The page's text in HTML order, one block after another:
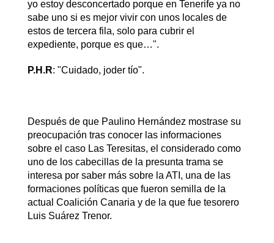
yo estoy desconcertado porque en Tenerife ya no
sabe uno si es mejor vivir con unos locales de
estos de tercera fila, solo para cubrir el
expediente, porque es que…".
P.H.R: "Cuidado, joder tío".
Después de que Paulino Hernández mostrase su
preocupación tras conocer las informaciones
sobre el caso Las Teresitas, el considerado como
uno de los cabecillas de la presunta trama se
interesa por saber más sobre la ATI, una de las
formaciones políticas que fueron semilla de la
actual Coalición Canaria y de la que fue tesorero
Luis Suárez Trenor.